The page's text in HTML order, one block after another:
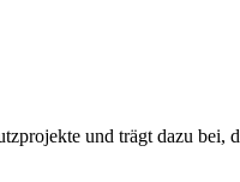
und trägt dazu bei,